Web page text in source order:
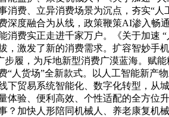
消费、立异消费场景为沉点，夯实“
深度融合为从线，政策鞭策AI渗入畅
消费实正走进千家万户。《关于加速
，激发了新的消费需求。扩容智妙手
步履，为斥地新型消费广漠蓝海。赋
“人货场”全新款式。以人工智能新产
下贸易系统智能化、数字化转型，从
体验、便利高效、个性适配的全方位
？加快人形陪同机械人、养老康复机